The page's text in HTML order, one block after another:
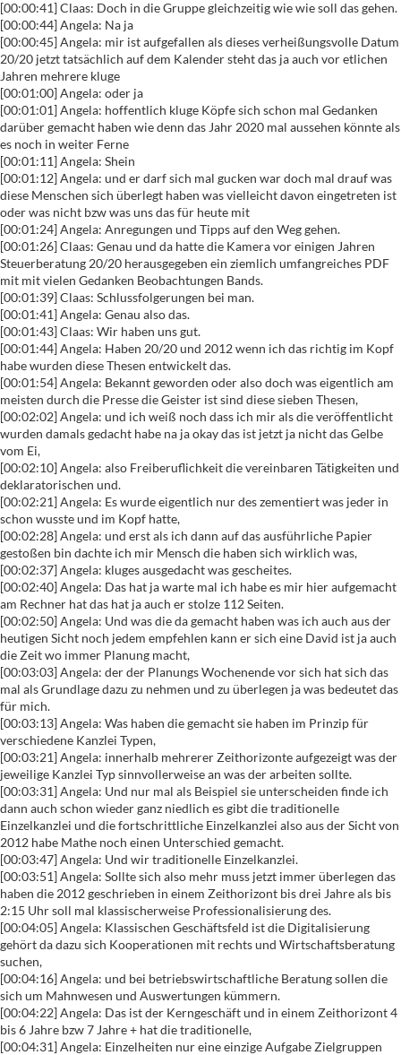
[00:00:41] Claas: Doch in die Gruppe gleichzeitig wie wie soll das gehen.
[00:00:44] Angela: Na ja
[00:00:45] Angela: mir ist aufgefallen als dieses verheißungsvolle Datum
20/20 jetzt tatsächlich auf dem Kalender steht das ja auch vor etlichen
Jahren mehrere kluge
[00:01:00] Angela: oder ja
[00:01:01] Angela: hoffentlich kluge Köpfe sich schon mal Gedanken
darüber gemacht haben wie denn das Jahr 2020 mal aussehen könnte als
es noch in weiter Ferne
[00:01:11] Angela: Shein
[00:01:12] Angela: und er darf sich mal gucken war doch mal drauf was
diese Menschen sich überlegt haben was vielleicht davon eingetreten ist
oder was nicht bzw was uns das für heute mit
[00:01:24] Angela: Anregungen und Tipps auf den Weg gehen.
[00:01:26] Claas: Genau und da hatte die Kamera vor einigen Jahren
Steuerberatung 20/20 herausgegeben ein ziemlich umfangreiches PDF
mit mit vielen Gedanken Beobachtungen Bands.
[00:01:39] Claas: Schlussfolgerungen bei man.
[00:01:41] Angela: Genau also das.
[00:01:43] Claas: Wir haben uns gut.
[00:01:44] Angela: Haben 20/20 und 2012 wenn ich das richtig im Kopf
habe wurden diese Thesen entwickelt das.
[00:01:54] Angela: Bekannt geworden oder also doch was eigentlich am
meisten durch die Presse die Geister ist sind diese sieben Thesen,
[00:02:02] Angela: und ich weiß noch dass ich mir als die veröffentlicht
wurden damals gedacht habe na ja okay das ist jetzt ja nicht das Gelbe
vom Ei,
[00:02:10] Angela: also Freiberuflichkeit die vereinbaren Tätigkeiten und
deklaratorischen und.
[00:02:21] Angela: Es wurde eigentlich nur des zementiert was jeder in
schon wusste und im Kopf hatte,
[00:02:28] Angela: und erst als ich dann auf das ausführliche Papier
gestoßen bin dachte ich mir Mensch die haben sich wirklich was,
[00:02:37] Angela: kluges ausgedacht was gescheites.
[00:02:40] Angela: Das hat ja warte mal ich habe es mir hier aufgemacht
am Rechner hat das hat ja auch er stolze 112 Seiten.
[00:02:50] Angela: Und was die da gemacht haben was ich auch aus der
heutigen Sicht noch jedem empfehlen kann er sich eine David ist ja auch
die Zeit wo immer Planung macht,
[00:03:03] Angela: der der Planungs Wochenende vor sich hat sich das
mal als Grundlage dazu zu nehmen und zu überlegen ja was bedeutet das
für mich.
[00:03:13] Angela: Was haben die gemacht sie haben im Prinzip für
verschiedene Kanzlei Typen,
[00:03:21] Angela: innerhalb mehrerer Zeithorizonte aufgezeigt was der
jeweilige Kanzlei Typ sinnvollerweise an was der arbeiten sollte.
[00:03:31] Angela: Und nur mal als Beispiel sie unterscheiden finde ich
dann auch schon wieder ganz niedlich es gibt die traditionelle
Einzelkanzlei und die fortschrittliche Einzelkanzlei also aus der Sicht von
2012 habe Mathe noch einen Unterschied gemacht.
[00:03:47] Angela: Und wir traditionelle Einzelkanzlei.
[00:03:51] Angela: Sollte sich also mehr muss jetzt immer überlegen das
haben die 2012 geschrieben in einem Zeithorizont bis drei Jahre als bis
2:15 Uhr soll mal klassischerweise Professionalisierung des.
[00:04:05] Angela: Klassischen Geschäftsfeld ist die Digitalisierung
gehört da dazu sich Kooperationen mit rechts und Wirtschaftsberatung
suchen,
[00:04:16] Angela: und bei betriebswirtschaftliche Beratung sollen die
sich um Mahnwesen und Auswertungen kümmern.
[00:04:22] Angela: Das ist der Kerngeschäft und in einem Zeithorizont 4
bis 6 Jahre bzw 7 Jahre + hat die traditionelle,
[00:04:31] Angela: Einzelheiten nur eine einzige Aufgabe Zielgruppen